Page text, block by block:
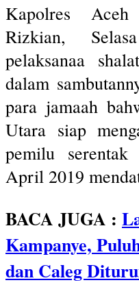
Kapolres
Rizkian,
pelaksanaa
dalam
para jamaah
Utara siap
pemilu
April 2019
BACA JUGA :
Kampanye,
dan Caleg